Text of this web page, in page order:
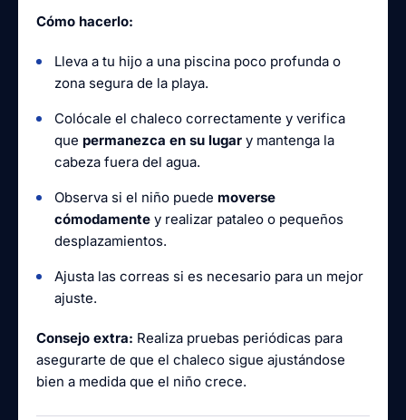
Cómo hacerlo:
Lleva a tu hijo a una piscina poco profunda o
zona segura de la playa.
Colócale el chaleco correctamente y verifica
que permanezca en su lugar y mantenga la
cabeza fuera del agua.
Observa si el niño puede moverse
cómodamente y realizar pataleo o pequeños
desplazamientos.
Ajusta las correas si es necesario para un mejor
ajuste.
Consejo extra: Realiza pruebas periódicas para
asegurarte de que el chaleco sigue ajustándose
bien a medida que el niño crece.